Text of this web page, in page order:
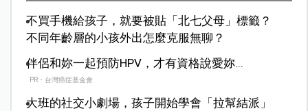
不買手機給孩子，就要被貼「北七父母」標籤？
不同年齡層的小孩外出怎麼克服無聊？
伴侶和妳一起預防HPV，才有資格說愛妳...
PR・台灣癌症基金會
大班的社交小劇場，孩子開始學會「拉幫結派」